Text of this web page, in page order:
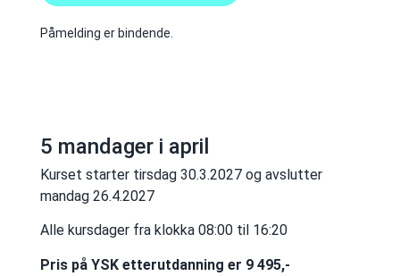
Påmelding er bindende.
5 mandager i april
Kurset starter tirsdag 30.3.2027 og avslutter
mandag 26.4.2027
Alle kursdager fra klokka 08:00 til 16:20
Pris på YSK etterutdanning er 9 495,-